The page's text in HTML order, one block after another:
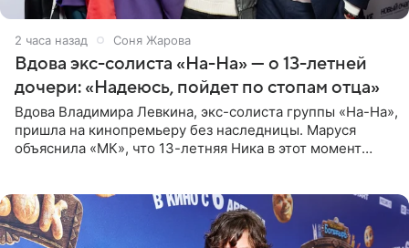
2 часа назад Соня Жарова
Вдова экс-солиста «На-На» — о 13-летней
дочери: «Надеюсь, пойдет по стопам отца»
Вдова Владимира Левкина, экс-солиста группы «На-На»,
пришла на кинопремьеру без наследницы. Маруся
объяснила «МК», что 13-летняя Ника в этот момент